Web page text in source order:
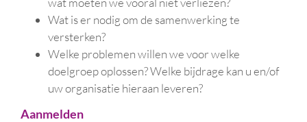
Wat is er nodig om de samenwerking te
versterken?
Welke problemen willen we voor welke
doelgroep oplossen? Welke bijdrage kan u en/of
uw organisatie hieraan leveren?
Aanmelden